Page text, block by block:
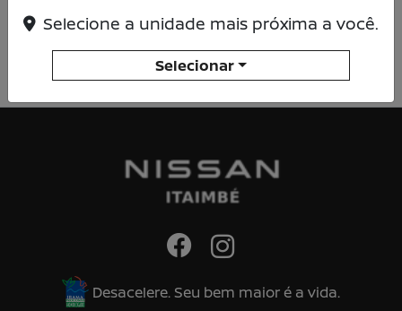
Chassi
Desacelere. Seu bem maior é a vida.
Selecione a unidade mais próxima a você.
Selecionar